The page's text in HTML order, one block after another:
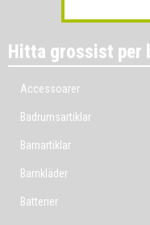
Hitta grossist per
Accessoarer
Badrumsartiklar
Barnartiklar
Barnkläder
Batterier